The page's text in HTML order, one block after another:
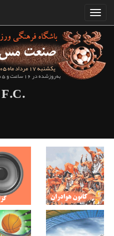
یکشنبه 17 مرداد ماه 1405
به‌روزشده در 16 ساعت و 5 دقیقه قبل
F.C.